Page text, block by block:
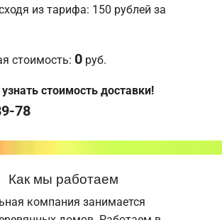
из тарифа: 150 рублей за
стоимость: 0 руб.
стоимость доставки!
78
Как мы работаем
компания занимается